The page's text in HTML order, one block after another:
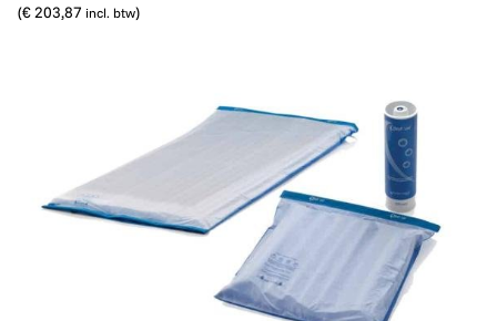
(€ 203,87 incl. btw)